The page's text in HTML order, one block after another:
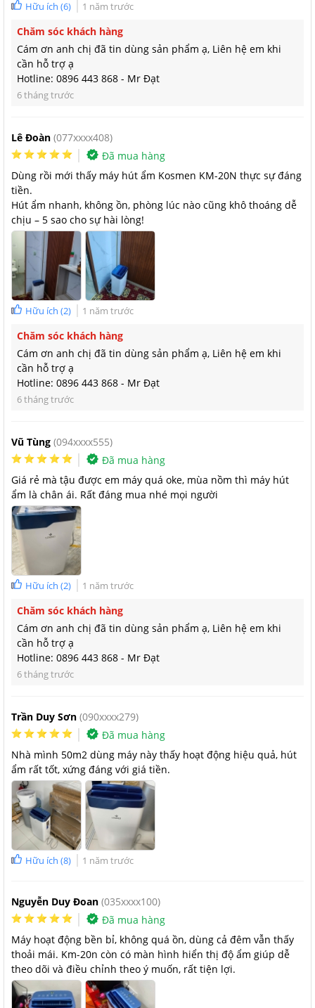
Kosmen KM-20N đa năng 4 trong 1
Máy hút ẩm 20L Kosmen KM-20N kết hợp hút ẩm mạnh mẽ &
thanh lọc không khí giúp mang lại không khí trong lành trong
gia đình nhà bạn. Có thể điều chỉnh được độ ẩm như mong
muốn và sản phẩm có bộ nhớ lưu lại lịch sử làm việc.
Chức năng lọc không khí bằng màng lọc của Kosmen KM-20N
giúp tạo ion âm hỗ trợ thanh lọc không khí hiệu quả mà không
gây ra tiếng ồn làm phiền nhiễu đến người sử dụng.
Máy hút ẩm Kosmen KM-20N tích hợp 4 tính năng trong 1
Ngoài ra Kosmen KM-20N còn có thể sấy quần áo đồng thời
sưởi ấm vô cùng hiệu quả, đây chắc chắn sẽ là thiết bị không
thể thiếu của mỗi gia đình trong mùa lạnh.
Kết nối wifi điều khiển dễ dàng bằng App điện thoại
Một điểm cộng không thể bỏ qua của Kosmen KM-20N là thiết
bị có thể kết nối WIFI đồng thời hỗ trợ điều khiển qua App điện
thoại vô cùng tiện lợi. Giờ đây bạn có thể điều khiển máy từ xa
hay cả khi không ở nhà, dễ dàng bật/tắc hay điều chỉnh độ ẩm,
hẹn giờ hoạt động, chuyển đổi chức năng chỉ bằng chiếc
thuận tiện hơn.
Xem thêm:Video hướng dẫn kết nối Wifi và điều khiển máy
hút ẩm Kosmen bằng App Tuya Smart
Kết nối Kosmen KM-20N với Wifi và điều khiển qua App điện thoại
Hữu ích (6) 1 năm trước
Chăm sóc khách hàng
Cám ơn anh chị đã tin dùng sản phẩm ạ, Liên hệ em khi
cần hỗ trợ ạ
Hotline: 0896 443 868 - Mr Đạt
6 tháng trước
Lê Đoàn (077xxxx408)
Đã mua hàng
Dùng rồi mới thấy máy hút ẩm Kosmen KM-20N thực sự đáng
tiền.
Hút ẩm nhanh, không ồn, phòng lúc nào cũng khô thoáng dễ
chịu – 5 sao cho sự hài lòng!
Hữu ích (2) 1 năm trước
Chăm sóc khách hàng
Cám ơn anh chị đã tin dùng sản phẩm ạ, Liên hệ em khi
cần hỗ trợ ạ
Hotline: 0896 443 868 - Mr Đạt
6 tháng trước
Vũ Tùng (094xxxx555)
Đã mua hàng
Giá rẻ mà tậu được em máy quá oke, mùa nồm thì máy hút
ẩm là chân ái. Rất đáng mua nhé mọi người
Hữu ích (2) 1 năm trước
Chăm sóc khách hàng
Cám ơn anh chị đã tin dùng sản phẩm ạ, Liên hệ em khi
cần hỗ trợ ạ
Hotline: 0896 443 868 - Mr Đạt
6 tháng trước
Trần Duy Sơn (090xxxx279)
Đã mua hàng
Nhà mình 50m2 dùng máy này thấy hoạt động hiệu quả, hút
ẩm rất tốt, xứng đáng với giá tiền.
Hữu ích (8) 1 năm trước
Nguyễn Duy Đoan (035xxxx100)
Đã mua hàng
Máy hoạt động bền bỉ, không quá ồn, dùng cả đêm vẫn thấy
thoải mái. Km-20n còn có màn hình hiển thị độ ẩm giúp dễ
theo dõi và điều chỉnh theo ý muốn, rất tiện lợi.